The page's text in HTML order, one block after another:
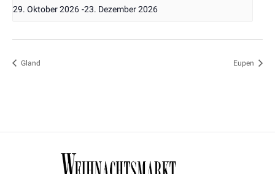
29. Oktober 2026 -23. Dezember 2026
Gland Eupen